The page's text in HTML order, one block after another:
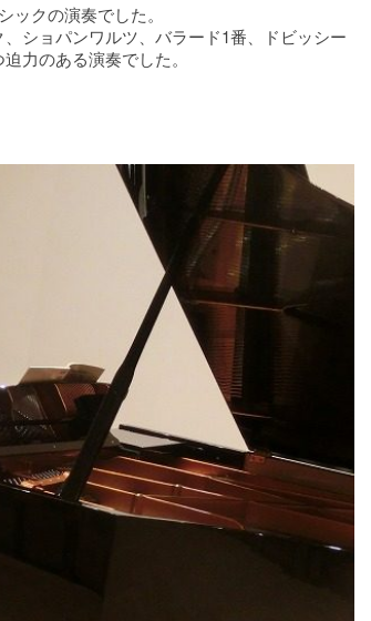
クの演奏でした。
ショパンワルツ、バラード1番、ドビッシー
力のある演奏でした。